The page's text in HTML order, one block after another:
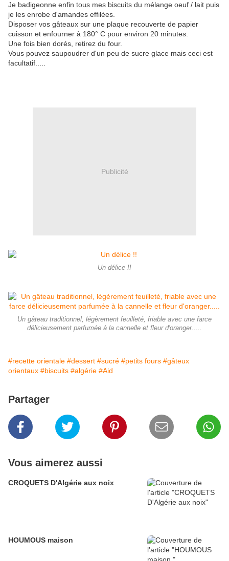
Je badigeonne enfin tous mes biscuits du mélange oeuf / lait puis
je les enrobe d'amandes effilées.
Disposer vos gâteaux sur une plaque recouverte de papier
cuisson et enfourner à 180° C pour environ 20 minutes.
Une fois bien dorés, retirez du four.
Vous pouvez saupoudrer d'un peu de sucre glace mais ceci est
facultatif.....
Publicité
Un délice !!
Un gâteau traditionnel, légèrement feuilleté, friable avec une farce
délicieusement parfumée à la cannelle et fleur d'oranger.....
#recette orientale #dessert #sucré #petits fours #gâteux
orientaux #biscuits #algérie #Aid
Partager
Vous aimerez aussi
CROQUETS D'Algérie aux noix
HOUMOUS maison